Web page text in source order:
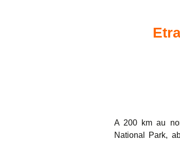
A 200 km au
National Park,